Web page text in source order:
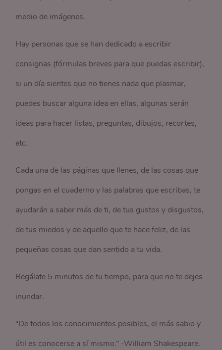
medio de imágenes.
Hay personas que se han dedicado a escribir
consignas (fórmulas breves para que puedas escribir),
si un día sientes que no tienes nada que plasmar,
puedes buscar alguna idea en ellas, algunas serán
ideas para hacer listas, preguntas, dibujos, recortes,
etc.
Cada una de las páginas que llenes, de las cosas que
pongas en el cuaderno y las palabras que escribas, te
ayudarán a saber más de ti, de tus gustos y disgustos,
de tus miedos y de aquello que te hace feliz, de las
pequeñas cosas que dan sentido a tu vida.
Regálate 5 minutos de tu tiempo, para que no te dejes
inundar.
“De todos los conocimientos posibles, el más sabio y
útil es conocerse a sí mismo.” -William Shakespeare.